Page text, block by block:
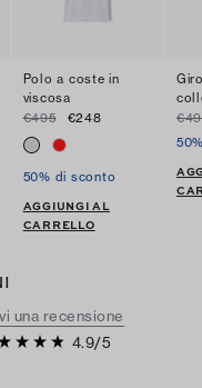
Polo a coste in
viscosa
€495
€248
50% di sconto
AGGIUNGI AL
CARRELLO
una recensione
4.9/5